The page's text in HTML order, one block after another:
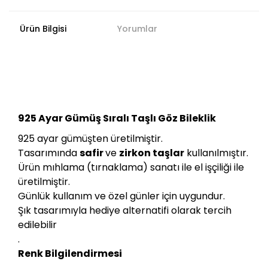
Ürün Bilgisi Yorumlar
925 Ayar Gümüş Sıralı Taşlı Göz Bileklik
925 ayar gümüşten üretilmiştir.
Tasarımındasafirve zirkon taşlar kullanılmıştır.
Ürün mıhlama (tırnaklama) sanatı ile el işçiliği ile
üretilmiştir.
Günlük kullanım ve özel günler için uygundur.
Şık tasarımıyla hediye alternatifi olarak tercih
edilebilir
.
Renk Bilgilendirmesi